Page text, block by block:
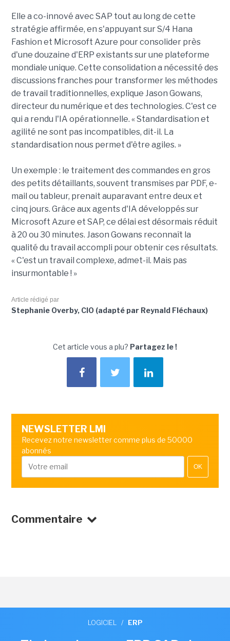
Elle a co-innové avec SAP tout au long de cette
stratégie affirmée, en s'appuyant sur S/4 Hana
Fashion et Microsoft Azure pour consolider près
d'une douzaine d'ERP existants sur une plateforme
mondiale unique. Cette consolidation a nécessité des
discussions franches pour transformer les méthodes
de travail traditionnelles, explique Jason Gowans,
directeur du numérique et des technologies. C'est ce
qui a rendu l'IA opérationnelle. « Standardisation et
agilité ne sont pas incompatibles, dit-il. La
standardisation nous permet d'être agiles. »
Un exemple : le traitement des commandes en gros
des petits détaillants, souvent transmises par PDF, e-
mail ou tableur, prenait auparavant entre deux et
cinq jours. Grâce aux agents d'IA développés sur
Microsoft Azure et SAP, ce délai est désormais réduit
à 20 ou 30 minutes. Jason Gowans reconnaît la
qualité du travail accompli pour obtenir ces résultats.
« C'est un travail complexe, admet-il. Mais pas
insurmontable ! »
Article rédigé par
Stephanie Overby, CIO (adapté par Reynald Fléchaux)
Cet article vous a plu? Partagez le !
NEWSLETTER LMI
Recevez notre newsletter comme plus de 50000
abonnés
OK
Commentaire
LOGICIEL / ERP